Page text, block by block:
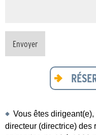
Vous êtes
directeur (directrice) des